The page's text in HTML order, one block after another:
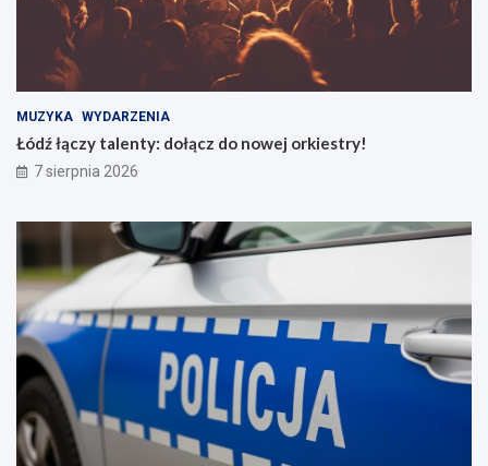
MUZYKA WYDARZENIA
Łódź łączy talenty: dołącz do nowej orkiestry!
7 sierpnia 2026